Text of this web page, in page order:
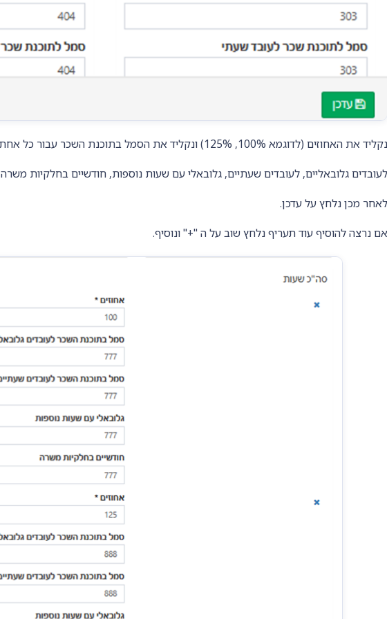
נקליד את האחוזים (לדוגמא 100%, 125%) ונקליד את הסמל בתוכנת השכר עבור כל אחת מהאפשרויות:
לעובדים גלובאליים, לעובדים שעתיים, גלובאלי עם שעות נוספות, חודשיים בחלקיות משרה
לאחר מכן נלחץ על עדכן.
אם נרצה להוסיף עוד תעריף נלחץ שוב על ה "+" ונוסיף.